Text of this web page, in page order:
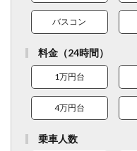
バスコン
料金（24時間）
1万円台
4万円台
乗車人数